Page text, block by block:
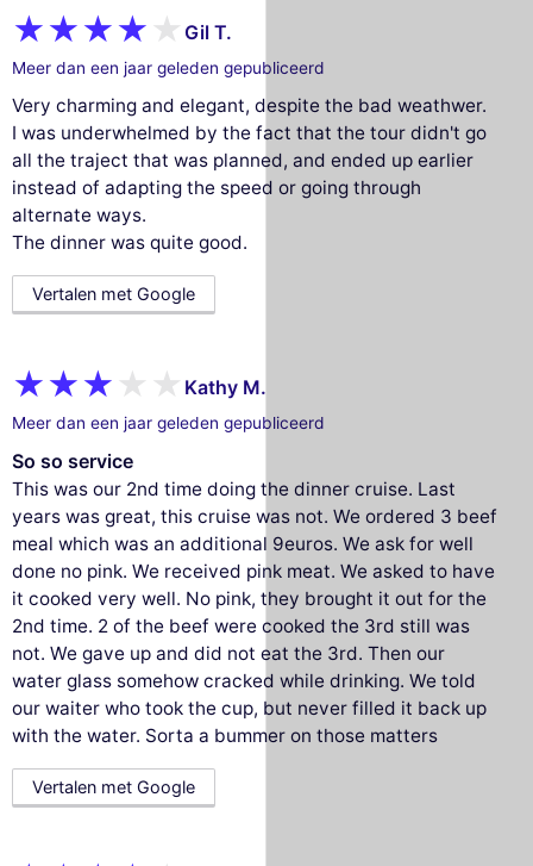
Gil T.
Meer dan een jaar geleden gepubliceerd
Very charming and elegant, despite the bad weathwer.
I was underwhelmed by the fact that the tour didn't go
all the traject that was planned, and ended up earlier
instead of adapting the speed or going through
alternate ways.
The dinner was quite good.
Vertalen met Google
Kathy M.
Meer dan een jaar geleden gepubliceerd
So so service
This was our 2nd time doing the dinner cruise. Last
years was great, this cruise was not. We ordered 3 beef
meal which was an additional 9euros. We ask for well
done no pink. We received pink meat. We asked to have
it cooked very well. No pink, they brought it out for the
2nd time. 2 of the beef were cooked the 3rd still was
not. We gave up and did not eat the 3rd. Then our
water glass somehow cracked while drinking. We told
our waiter who took the cup, but never filled it back up
with the water. Sorta a bummer on those matters
Vertalen met Google